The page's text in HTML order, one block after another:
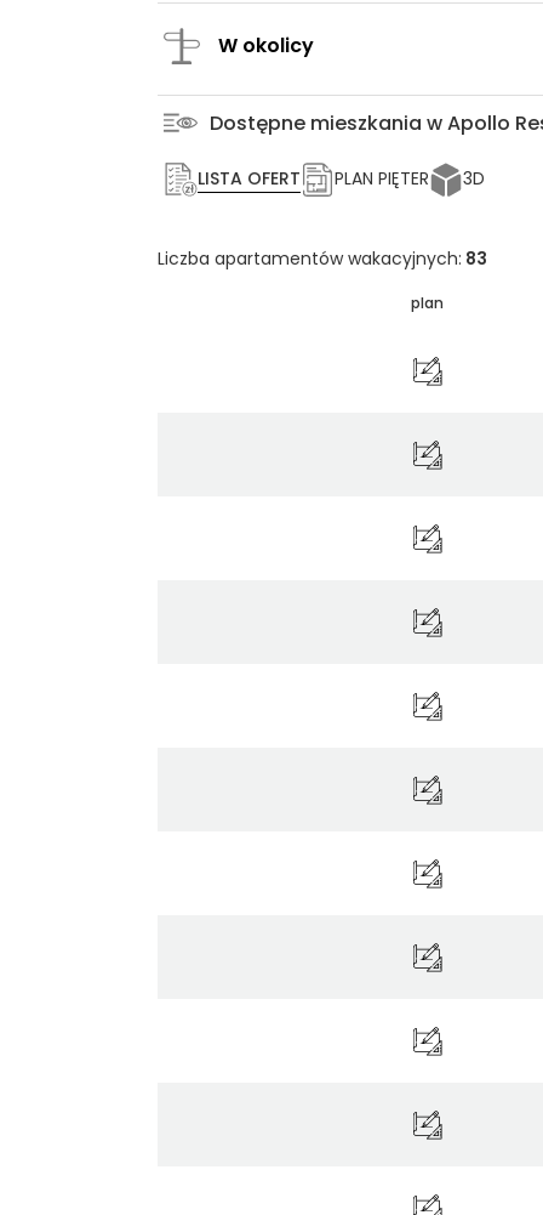
W okolicy
Dostępne mieszkania w Apollo
LISTA OFERT PLAN PIĘTER 3D
Liczba apartamentów wakacyjnych: 83
plan